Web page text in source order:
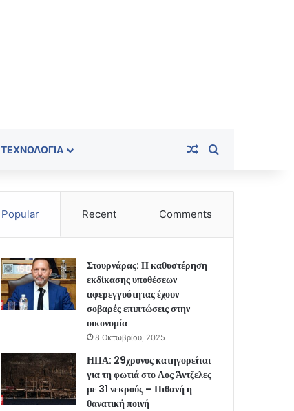
ΤΕΧΝΟΛΟΓΊΑ Random Article
Popular Recent Comments
Στουρνάρας: Η καθυστέρηση
εκδίκασης υποθέσεων
αφερεγγυότητας έχουν
σοβαρές επιπτώσεις στην
οικονομία
8 Οκτωβρίου, 2025
ΗΠΑ: 29χρονος κατηγορείται
για τη φωτιά στο Λος Άντζελες
με 31 νεκρούς – Πιθανή η
θανατική ποινή